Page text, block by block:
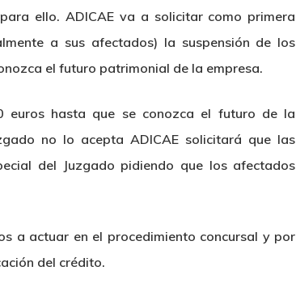
ello. ADICAE va a solicitar como primera
a sus afectados) la suspensión de los
el futuro patrimonial de la empresa.
hasta que se conozca el futuro de la
no lo acepta ADICAE solicitará que las
del Juzgado pidiendo que los afectados
a actuar en el procedimiento concursal y por
del crédito.